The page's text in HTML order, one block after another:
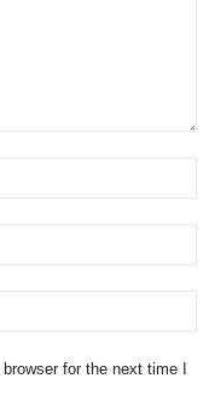
for the next time I